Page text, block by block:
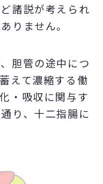
諸説が考えられ
りません。
胆管の途中につ
えて濃縮する働
・吸収に関与す
り、十二指腸に